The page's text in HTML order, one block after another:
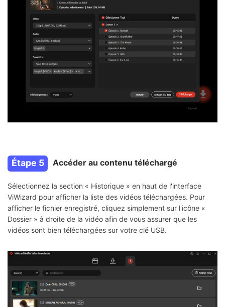
Étape 5 Accéder au contenu téléchargé
Sélectionnez la section « Historique » en haut de l'interface
ViWizard pour afficher la liste des vidéos téléchargées. Pour
afficher le fichier enregistré, cliquez simplement sur l'icône «
Dossier » à droite de la vidéo afin de vous assurer que les
vidéos sont bien téléchargées sur votre clé USB.